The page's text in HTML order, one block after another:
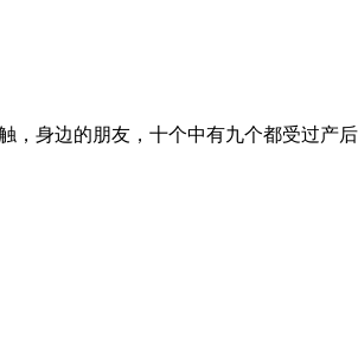
，身边的朋友，十个中有九个都受过产